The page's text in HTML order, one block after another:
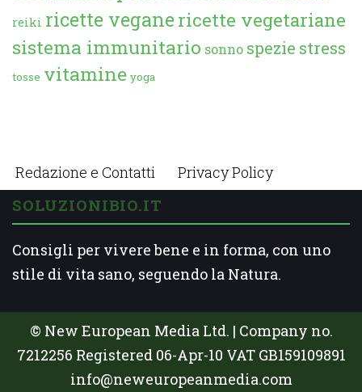
reiki ricette veganericette vegetariane
sistema immunitario sonno spezie stress
tosse vitamine yoga
Redazione e Contatti Privacy Policy
SOLUZIONIBIO.IT
Consigli per vivere bene e in forma, con uno
stile di vita sano, seguendo la Natura.
© New European Media Ltd. | Company no.
7212256 Registered 06-Apr-10 VAT GB159109891
info@neweuropeanmedia.com